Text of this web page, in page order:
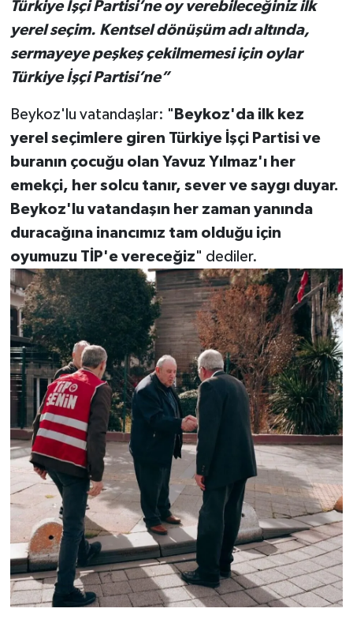
Türkiye İşçi Partisi’ne oy verebileceğiniz ilk
yerel seçim. Kentsel dönüşüm adı altında,
sermayeye peşkeş çekilmemesi için oylar
Türkiye İşçi Partisi’ne”
Beykoz'lu vatandaşlar: " Beykoz'da ilk kez
yerel seçimlere giren Türkiye İşçi Partisi ve
buranın çocuğu olan Yavuz Yılmaz'ı her
emekçi, her solcu tanır, sever ve saygı duyar.
Beykoz'lu vatandaşın her zaman yanında
duracağına inancımız tam olduğu için
oyumuzu TİP'e vereceğiz" dediler.